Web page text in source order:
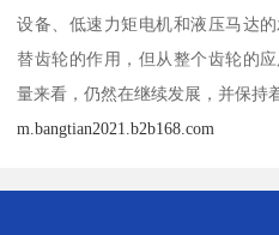
设备、低速力矩电机和液压马达
替齿轮的作用，但从整个齿轮的
量来看，仍然在继续发展，并保持
m.bangtian2021.b2b168.com